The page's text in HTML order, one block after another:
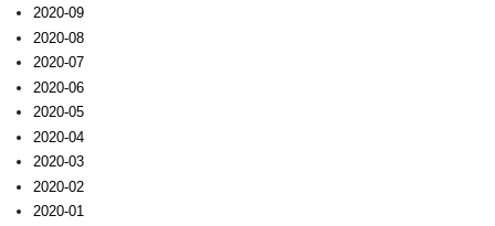
2020-09
2020-08
2020-07
2020-06
2020-05
2020-04
2020-03
2020-02
2020-01